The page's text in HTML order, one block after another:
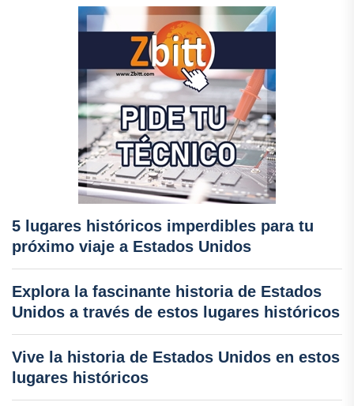
5 lugares históricos imperdibles para tu
próximo viaje a Estados Unidos
Explora la fascinante historia de Estados
Unidos a través de estos lugares históricos
Vive la historia de Estados Unidos en estos
lugares históricos